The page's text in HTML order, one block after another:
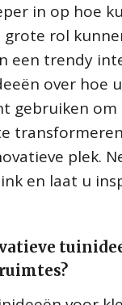
in op hoe
rol
een trendy
over hoe
gebruiken om
plek.
en laat u